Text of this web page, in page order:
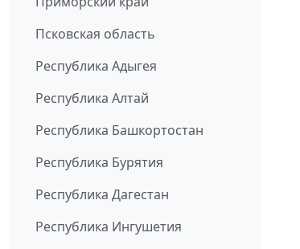
Псковская область
Республика Адыгея
Республика Алтай
Республика Башкортостан
Республика Бурятия
Республика Дагестан
Республика Ингушетия